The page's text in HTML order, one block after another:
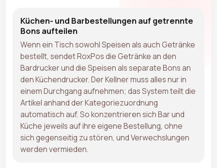
Küchen- und Barbestellungen auf getrennte
Bons aufteilen
Wenn ein Tisch sowohl Speisen als auch Getränke
bestellt, sendet RoxPos die Getränke an den
Bardrucker und die Speisen als separate Bons an
den Küchendrucker. Der Kellner muss alles nur in
einem Durchgang aufnehmen; das System teilt die
Artikel anhand der Kategoriezuordnung
automatisch auf. So konzentrieren sich Bar und
Küche jeweils auf ihre eigene Bestellung, ohne
sich gegenseitig zu stören, und Verwechslungen
werden vermieden.